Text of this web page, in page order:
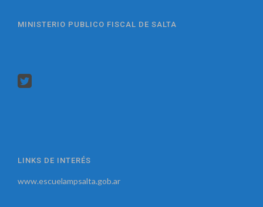
MINISTERIO PUBLICO FISCAL DE SALTA
LINKS DE INTERÉS
www.escuelampsalta.gob.ar